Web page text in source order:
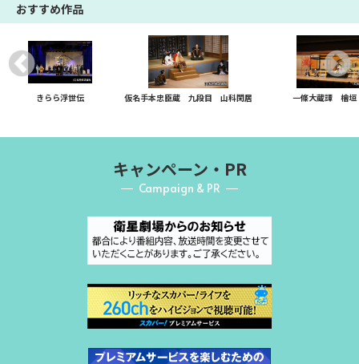
おすすめ作品
きらら浮世伝 仮名手本忠臣蔵 九段目 山科閑居 一條大蔵譚 檜垣
キャンペーン・PR
Campaign & PR